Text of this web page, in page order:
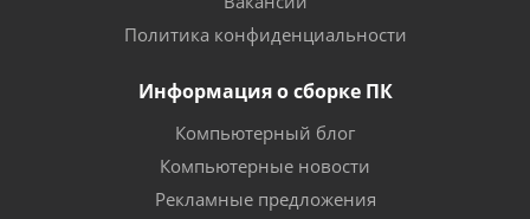
Политика конфиденциальности
Информация о сборке ПК
Компьютерный блог
Компьютерные новости
Рекламные предложения